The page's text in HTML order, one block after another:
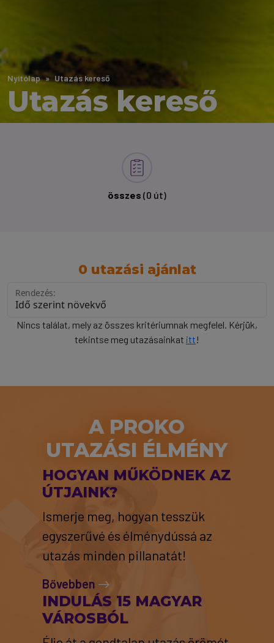
Nyitólap Utazás kereső
Utazás kereső
összes (0 út)
0 utazási ajánlat
Rendezés:
Nincs találat, mely az összes kritériumnak megfelel. Kérjük,
tekintse meg utazásainkat itt!
A PROKO
UTAZÁSI ÉLMÉNY
HOGYAN MŰKÖDNEK AZ
ÚTJAINK?
Ismerje meg, hogyan tesszük
egyszerűvé és élménydússá az
utazás minden pillanatát!
Bővebben
INDULÁS 15 MAGYAR
VÁROSBÓL